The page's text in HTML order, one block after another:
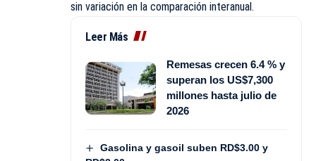
sin variación en la comparación interanual.
Leer Más
Remesas crecen 6.4 % y
superan los US$7,300
millones hasta julio de
2026
Gasolina y gasoil suben RD$3.00 y